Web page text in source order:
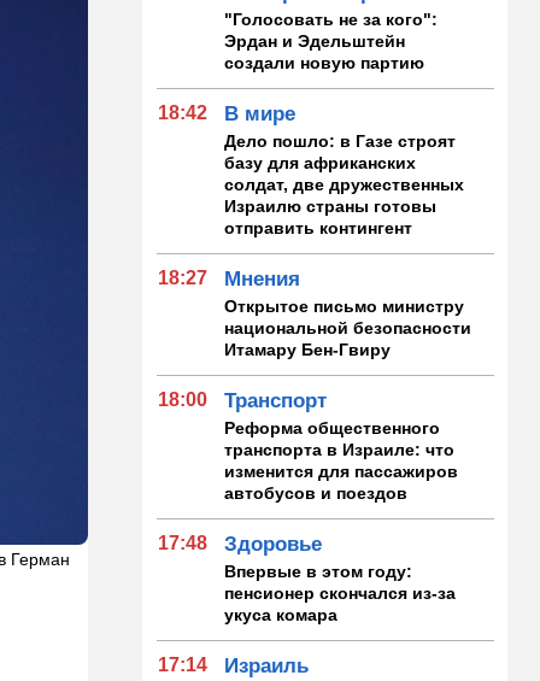
Герман
"Голосовать не за кого":
Эрдан и Эдельштейн
создали новую партию
18:42 В мире
Дело пошло: в Газе строят
базу для африканских
солдат, две дружественных
Израилю страны готовы
отправить контингент
18:27 Мнения
Открытое письмо министру
национальной безопасности
Итамару Бен-Гвиру
18:00 Транспорт
Реформа общественного
транспорта в Израиле: что
изменится для пассажиров
автобусов и поездов
17:48 Здоровье
Впервые в этом году:
пенсионер скончался из-за
укуса комара
17:14 Израиль